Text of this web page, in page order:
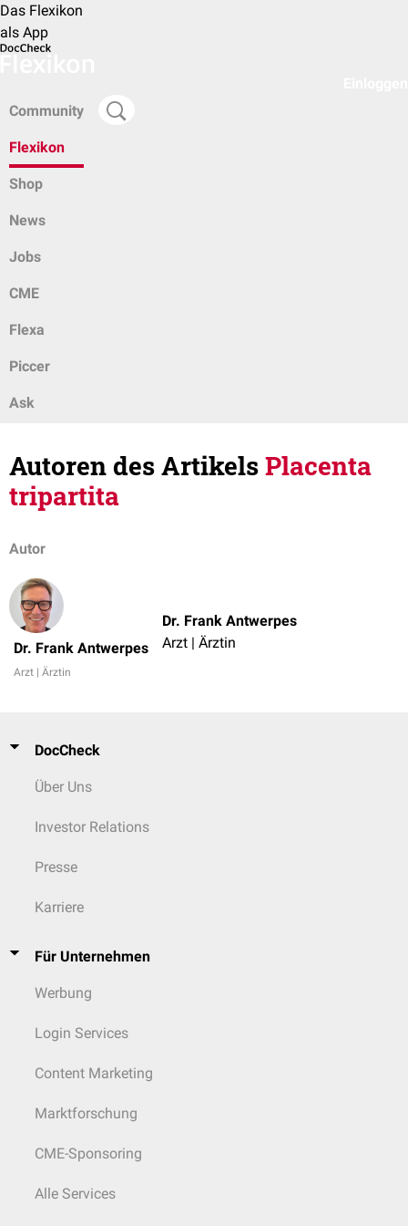
Das Flexikon
als App
Community
Flexikon
Shop
News
Jobs
CME
Flexa
Piccer
Ask
Autoren des ArtikelsPlacenta
tripartita
Autor
Dr. Frank Antwerpes
Arzt | Ärztin
Dr. Frank Antwerpes
Arzt | Ärztin
DocCheck
Über Uns
Investor Relations
Presse
Karriere
Für Unternehmen
Werbung
Login Services
Content Marketing
Marktforschung
CME-Sponsoring
Alle Services